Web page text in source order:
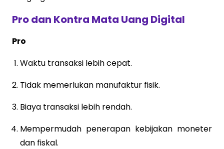
Pro dan Kontra Mata Uang Digital
Pro
Waktu transaksi lebih cepat.
Tidak memerlukan manufaktur fisik.
Biaya transaksi lebih rendah.
Mempermudah penerapan kebijakan moneter
dan fiskal.